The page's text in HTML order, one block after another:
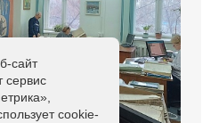
сайт
сервис
cookie-